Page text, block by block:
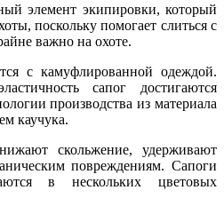
элемент экипировки, который
поскольку помогает слиться с
важно на охоте.
с камуфлированной одеждой.
сапог достигаются
производства из материала
каучука.
скольжение, удерживают
повреждениям. Сапоги
в нескольких цветовых